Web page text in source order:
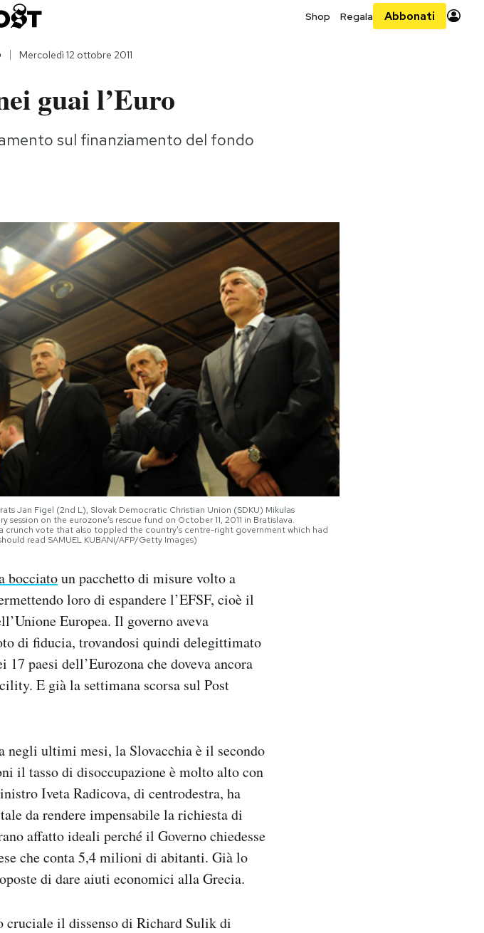
Shop Regala Abbonati
Mercoledì 12 ottobre 2011
guai l’Euro
sul finanziamento del fondo
Jan Figel (2nd L), Slovak Democratic Christian Union (SDKU) Mikulas
on the eurozone’s rescue fund on October 11, 2011 in Bratislava.
crunch vote that also toppled the country’s centre-right government which had
read SAMUEL KUBANI/AFP/Getty Images)
bocciatoun pacchetto di misure volto a
loro di espandere l’EFSF, cioè il
Europea. Il governo aveva
di fiducia, trovandosi quindi delegittimato
paesi dell’Eurozona che doveva ancora
E già la settimana scorsa sul Post
negli ultimi mesi, la Slovacchia è il secondo
il tasso di disoccupazione è molto alto con
Iveta Radicova, di centrodestra, ha
da rendere impensabile la richiesta di
affatto ideali perché il Governo chiedesse
che conta 5,4 milioni di abitanti. Già lo
di dare aiuti economici alla Grecia.
cruciale il dissenso di Richard Sulik di